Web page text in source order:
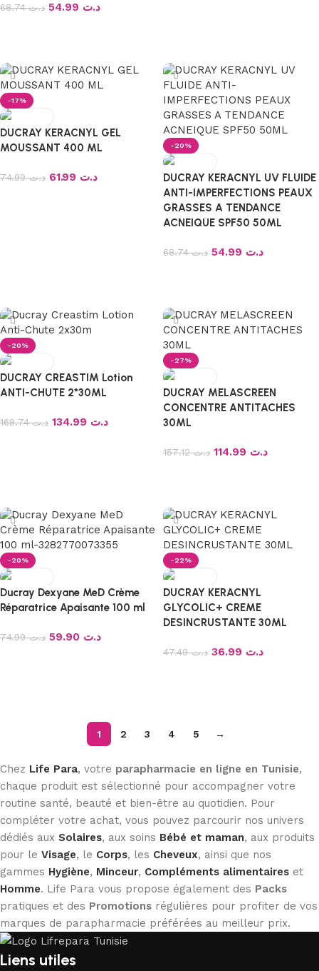
د.ت68.74 د.ت
-17%
DUCRAY KERACNYL GEL
MOUSSANT 400 ML
د.ت74.99 د.ت
-20%
DUCRAY KERACNYL UV FLUIDE
ANTI-IMPERFECTIONS PEAUX
GRASSES A TENDANCE
ACNEIQUE SPF50 50ML
د.ت68.74 د.ت
-20%
DUCRAY CREASTIM Lotion
ANTI-CHUTE 2*30ML
د.ت168.74 د.ت
-27%
DUCRAY MELASCREEN
CONCENTRE ANTITACHES
30ML
د.ت157.12 د.ت
-20%
Ducray Dexyane MeD Crème
Réparatrice Apaisante 100 ml
د.ت74.99 د.ت
-22%
DUCRAY KERACNYL
GLYCOLIC+ CREME
DESINCRUSTANTE 30ML
د.ت47.49 د.ت
1 2 3 4 5 →
Chez Life Para, votre parapharmacie en ligne en Tunisie,
chaque produit est sélectionné pour accompagner votre
routine santé, beauté et bien-être au quotidien. Pour
compléter votre achat, vous pouvez parcourir nos univers
dédiés aux Solaires, aux soins Bébé et maman, aux produits
pour le Visage, le Corps, les Cheveux, ainsi que nos
gammes Hygiène, Minceur, Compléments alimentaires et
Homme. Life Para vous propose également des Packs
pratiques et des Promotions régulières pour profiter de vos
marques de parapharmacie préférées au meilleur prix.
Liens utiles